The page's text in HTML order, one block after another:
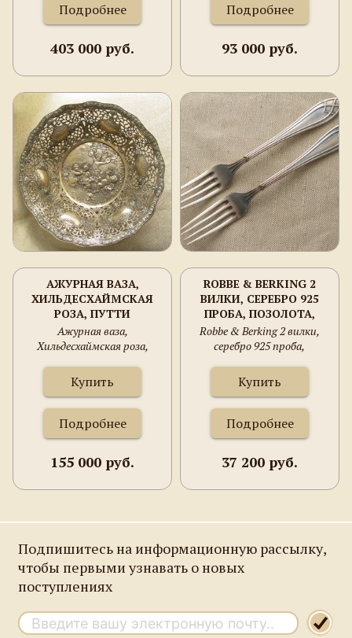
Подробнее
403 000 руб.
Подробнее
93 000 руб.
АЖУРНАЯ ВАЗА,
ХИЛЬДЕСХАЙМСКАЯ
РОЗА, ПУТТИ
Ажурная ваза,
Хильдесхаймская роза,
493 грамма, 300 мм.
Купить
Подробнее
155 000 руб.
ROBBE & BERKING 2
ВИЛКИ, СЕРЕБРО 925
ПРОБА, ПОЗОЛОТА,
136.5 ГРАММА, 202 ММ.
Robbe & Berking 2 вилки,
серебро 925 проба,
Купить
Подробнее
37 200 руб.
Подпишитесь на информационную рассылку,
чтобы первыми узнавать о новых
поступлениях